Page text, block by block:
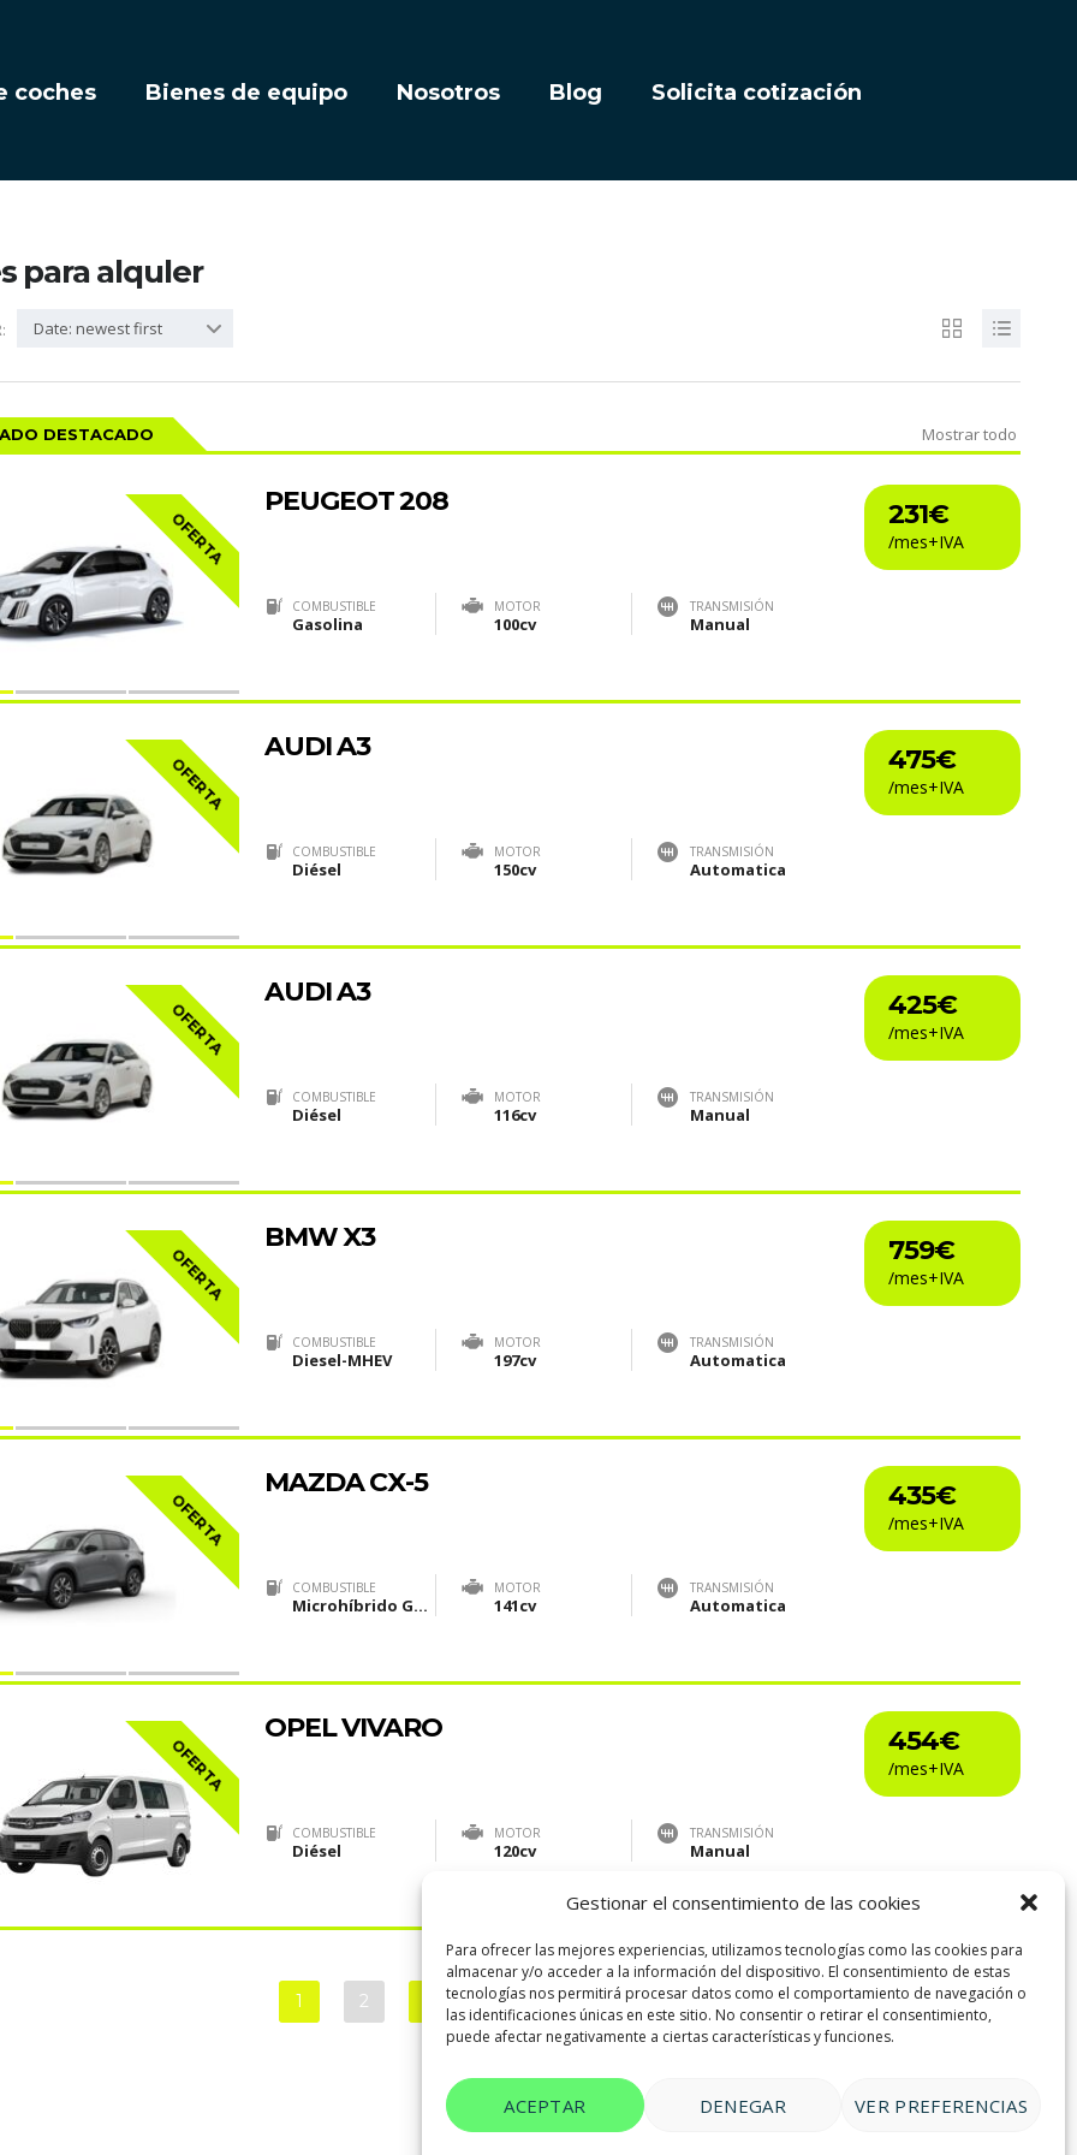
Gestionar el consentimiento de las cookies
Para ofrecer las mejores experiencias, utilizamos tecnologías como las cookies para
almacenar y/o acceder a la información del dispositivo. El consentimiento de estas
tecnologías nos permitirá procesar datos como el comportamiento de navegación o
las identificaciones únicas en este sitio. No consentir o retirar el consentimiento,
puede afectar negativamente a ciertas características y funciones.
ACEPTAR DENEGAR VER PREFERENCIAS
coches Bienes de equipo Nosotros Blog Solicita cotización
para alquler
Date: newest first
DESTACADO Mostrar todo
OFERTA 231€
PEUGEOT 208
COMBUSTIBLE
Gasolina
MOTOR
100cv
TRANSMISIÓN
Manual
OFERTA 475€
AUDI A3
COMBUSTIBLE
Diésel
MOTOR
150cv
TRANSMISIÓN
Automatica
OFERTA 425€
AUDI A3
COMBUSTIBLE
Diésel
MOTOR
116cv
TRANSMISIÓN
Manual
OFERTA 759€
BMW X3
COMBUSTIBLE
Diesel-MHEV
MOTOR
197cv
TRANSMISIÓN
Automatica
OFERTA 435€
MAZDA CX-5
COMBUSTIBLE
Microhíbrido Gasolina (MHEV)
MOTOR
141cv
TRANSMISIÓN
Automatica
OFERTA 454€
OPEL VIVARO
COMBUSTIBLE
Diésel
MOTOR
120cv
TRANSMISIÓN
Manual
1 2 4 … 10